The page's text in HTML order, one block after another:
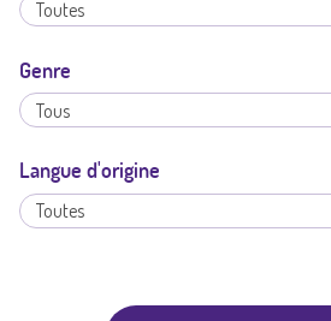
Genre
Langue d'origine